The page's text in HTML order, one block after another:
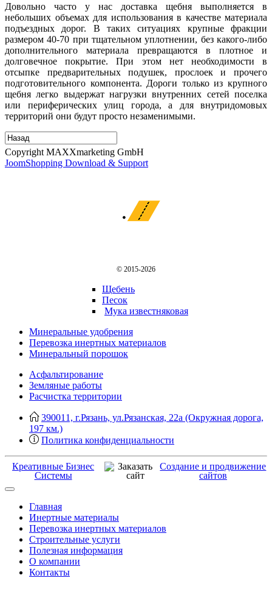
Довольно часто у нас доставка щебня выполняется в
небольших объемах для использования в качестве материала
подъездных дорог. В таких ситуациях крупные фракции
размером 40-70 при тщательном уплотнении, без какого-либо
дополнительного материала превращаются в плотное и
долговечное покрытие. При этом нет необходимости в
отсыпке предварительных подушек, прослоек и прочего
подготовительного компонента. Дороги только из крупного
щебня легко выдержат нагрузки внутренних сетей поселка
или периферических улиц города, а для внутридомовых
территорий они будут просто незаменимыми.
Copyright MAXXmarketing GmbH
JoomShopping Download & Support
© 2015-2026
Щебень
Песок
Мука известняковая
Минеральные удобрения
Перевозка инертных материалов
Минеральный порошок
Асфальтирование
Земляные работы
Расчистка территории
390011, г.Рязань, ул.Рязанская, 22а (Окружная дорога,
197 км.)
Политика конфиденциальности
Креативные Бизнес
Системы
Создание и продвижение
сайтов
Главная
Инертные материалы
Перевозка инертных материалов
Строительные услуги
Полезная информация
О компании
Контакты